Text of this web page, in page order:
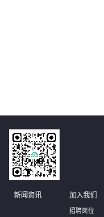
新闻资讯 加入我们
招聘岗位